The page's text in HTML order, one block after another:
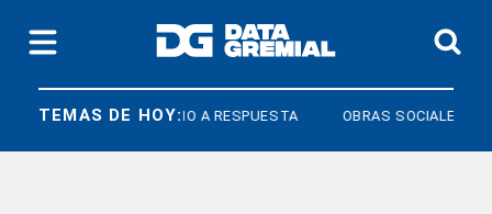
TEMAS DE HOY:
DERECHO A RESPUESTA OBRAS SOCIALES